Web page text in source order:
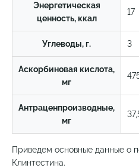
Энергетическая
ценность, ккал
17
Углеводы, г. 3
Аскорбиновая кислота,
мг
Антраценпроизводные,
мг
Приведем основные данные о
Клинтестина.